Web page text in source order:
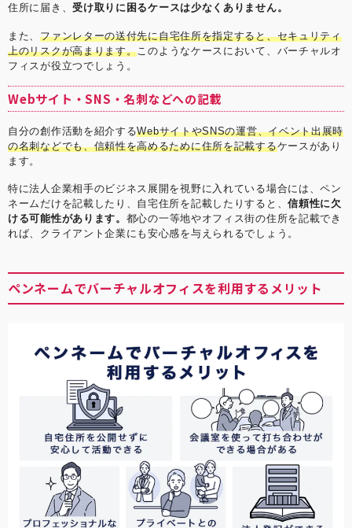
住所に届き、受け取りに困るケースは少なくありません。
また、ファンレターの送付先に自宅住所を指定すると、セキュリティ
上のリスクが高まります。 このようなケースにおいて、バーチャルオ
フィスが役立つでしょう。
Webサイト・SNS・名刺などへの記載
自分の創作活動を紹介するWebサイトやSNSの運営、イベント出展時
の名刺などでも、信頼性を高めるために住所を記載するケースがあり
ます。
特に法人企業相手のビジネス展開を視野に入れている場合には、ペン
ネームだけを記載したり、自宅住所を記載したりすると、信頼性に欠
ける可能性があります。 都心の一等地やオフィス街の住所を記載でき
れば、クライアント企業にも安心感を与えられるでしょう。
ペンネームでバーチャルオフィスを利用するメリット